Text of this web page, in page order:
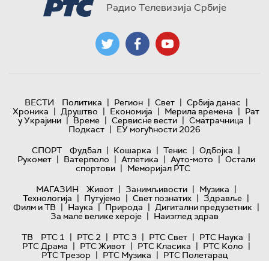
Радио Телевизија Србије
ВЕСТИ Политика | Регион | Свет | Србија данас |
Хроника | Друштво | Економија | Мерила времена | Рат
у Украјини | Време | Сервисне вести | Сматрачница |
Подкаст | ЕУ могућности 2026
СПОРТ
Фудбал | Кошарка | Тенис | Одбојка |
Рукомет | Ватерполо | Атлетика | Ауто-мото | Остали
спортови | Меморијал РТС
МАГАЗИН
Живот | Занимљивости | Музика |
Технологијa | Путујемо | Свет познатих | Здравље |
Филм и ТВ | Наука | Природа | Дигитални предузетник |
За мале велике хероје | Наизглед здрав
ТВ
РТС 1 | РТС 2 | РТС 3 | РТС Свет | РТС Наука |
РТС Драма | РТС Живот | РТС Класика | РТС Коло |
РТС Трезор | РТС Музика | РТС Полетарац